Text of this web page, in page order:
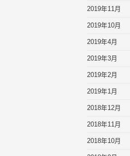
2019年11月
2019年10月
2019年4月
2019年3月
2019年2月
2019年1月
2018年12月
2018年11月
2018年10月